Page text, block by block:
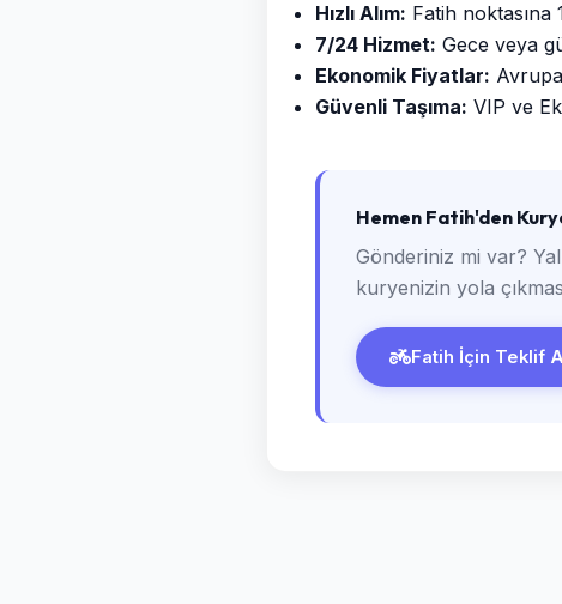
Hızlı Alım: Fatih noktasına
7/24 Hizmet: Gece veya
Ekonomik Fiyatlar:
Güvenli Taşıma: VIP ve
Hemen Fatih'den
Gönderiniz mi var?
kuryenizin yola
Fatih İçin Teklif